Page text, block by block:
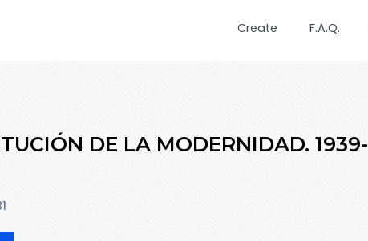
Create F.A.Q.
DE LA MODERNIDAD. 1939-